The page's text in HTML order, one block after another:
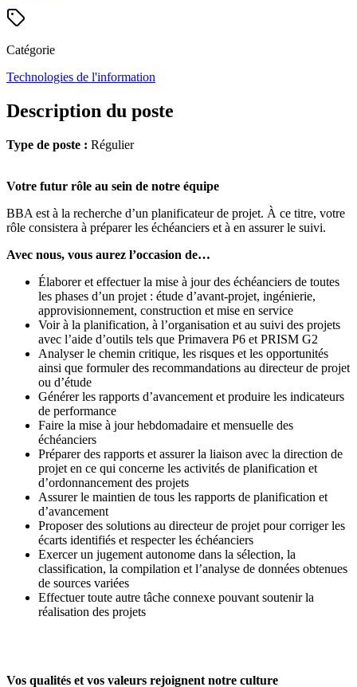
Catégorie
Technologies de l'information
Description du poste
Type de poste : Régulier
Votre futur rôle au sein de notre équipe
BBA est à la recherche d’un planificateur de projet. À ce titre, votre
rôle consistera à préparer les échéanciers et à en assurer le suivi.
Avec nous, vous aurez l’occasion de…
Élaborer et effectuer la mise à jour des échéanciers de toutes
les phases d’un projet : étude d’avant-projet, ingénierie,
approvisionnement, construction et mise en service
Voir à la planification, à l’organisation et au suivi des projets
avec l’aide d’outils tels que Primavera P6 et PRISM G2
Analyser le chemin critique, les risques et les opportunités
ainsi que formuler des recommandations au directeur de projet
ou d’étude
Générer les rapports d’avancement et produire les indicateurs
de performance
Faire la mise à jour hebdomadaire et mensuelle des
échéanciers
Préparer des rapports et assurer la liaison avec la direction de
projet en ce qui concerne les activités de planification et
d’ordonnancement des projets
Assurer le maintien de tous les rapports de planification et
d’avancement
Proposer des solutions au directeur de projet pour corriger les
écarts identifiés et respecter les échéanciers
Exercer un jugement autonome dans la sélection, la
classification, la compilation et l’analyse de données obtenues
de sources variées
Effectuer toute autre tâche connexe pouvant soutenir la
réalisation des projets
Vos qualités et vos valeurs rejoignent notre culture